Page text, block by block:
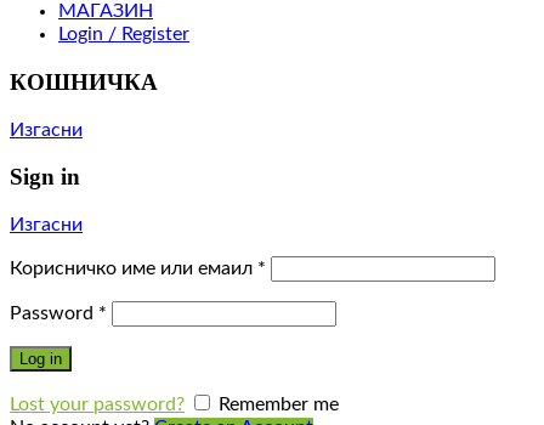
МАГАЗИН
Login / Register
КОШНИЧКА
Изгасни
Sign in
Изгасни
Корисничко име или емаил *
Password *
Log in
Lost your password?
Remember me